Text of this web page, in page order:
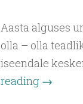
Aasta alguses
olla – olla
iseendale
reading →